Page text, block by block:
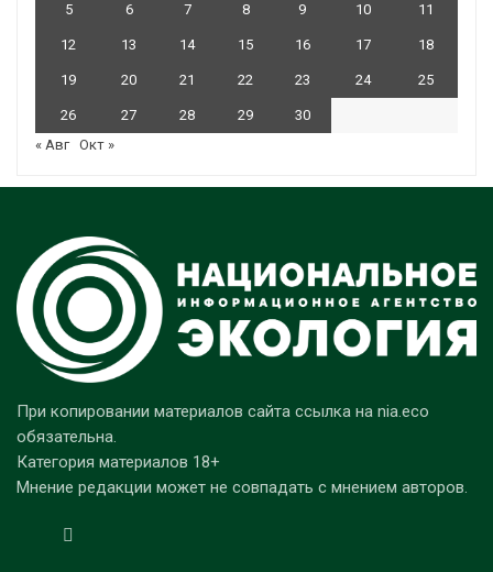
5 6 7 8 9 10 11
12 13 14 15 16 17 18
19 20 21 22 23 24 25
26 27 28 29
30
« Авг Окт »
При копировании материалов сайта ссылка на nia.eco
обязательна.
Категория материалов 18+
Мнение редакции может не совпадать с мнением авторов.